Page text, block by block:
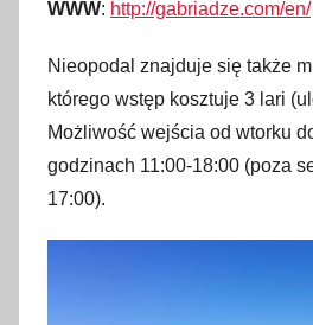
WWW: http://gabriadze.com/en/
Nieopodal znajduje się także
którego wstęp kosztuje 3 lari
Możliwość wejścia od wtorku
godzinach 11:00-18:00 (poza
17:00).